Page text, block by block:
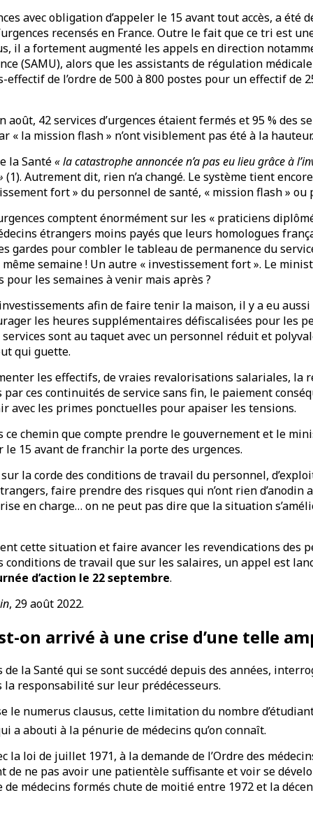
avec obligation d’appeler le 15 avant tout accès, a été
recensés en France. Outre le fait que ce tri est
il a fortement augmenté les appels en direction
(SAMU), alors que les assistants de régulation
effectif de l’ordre de 500 à 800 postes pour un effectif de
août, 42 services d’urgences étaient fermés et 95 % des
« la mission flash » n’ont visiblement pas été à la hauteur.
la Santé« la catastrophe annoncée n’a pas eu lieu grâce à
(1). Autrement dit, rien n’a changé. Le système tient
fort » du personnel de santé, « mission flash » ou
comptent énormément sur les « praticiens
étrangers moins payés que leurs homologues
gardes pour combler le tableau de permanence du
même semaine ! Un autre « investissement fort ». Le
les semaines à venir mais après ?
afin de faire tenir la maison, il y a eu
les heures supplémentaires défiscalisées pour les
sont au taquet avec un personnel réduit et
qui guette.
les effectifs, de vraies revalorisations salariales, la
ces continuités de service sans fin, le paiement
avec les primes ponctuelles pour apaiser les tensions.
ce chemin que compte prendre le gouvernement et le
le 15 avant de franchir la porte des urgences.
la corde des conditions de travail du personnel,
faire prendre des risques qui n’ont rien d’anodin
en charge… on ne peut pas dire que la situation
cette situation et faire avancer les revendications des
conditions de travail que sur les salaires, un appel est
d’action le 22 septembre.
, 29 août 2022.
on arrivé à une crise d’une telle
la Santé qui se sont succédé depuis des années,
responsabilité sur leur prédécesseurs.
le numerus clausus, cette limitation du nombre
a abouti à la pénurie de médecins qu’on connaît.
la loi de juillet 1971, à la demande de l’Ordre des
de ne pas avoir une patientèle suffisante et voir se
de médecins formés chute de moitié entre 1972 et la